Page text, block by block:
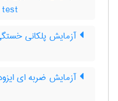
آزمایش پلکانی
آزمایش ضربه ای